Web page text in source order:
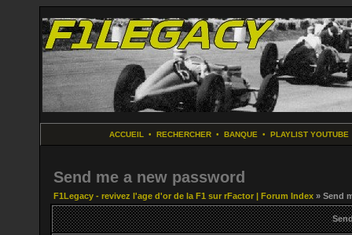
ACCUEIL • RECHERCHER• BANQUE • PLAYLIST YOUTUBE
Send me a new password
F1Legacy - revivez l'age d'or de la F1 sur rFactor | Forum Index » Send